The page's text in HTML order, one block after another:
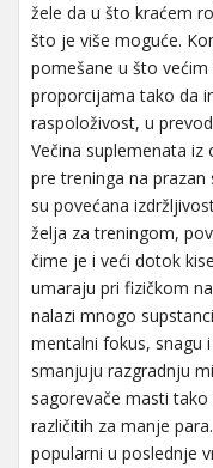
žele da u što kraćem
što je više moguće.
pomešane u što
proporcijama tako da
raspoloživost, u
Večina suplemenata
pre treninga na
su povećana
želja za treningom,
čime je i veći dotok
umaraju pri fizičkom
nalazi mnogo
mentalni fokus, snagu
smanjuju razgradnju
sagorevače masti
različitih za manje
popularni u poslednje